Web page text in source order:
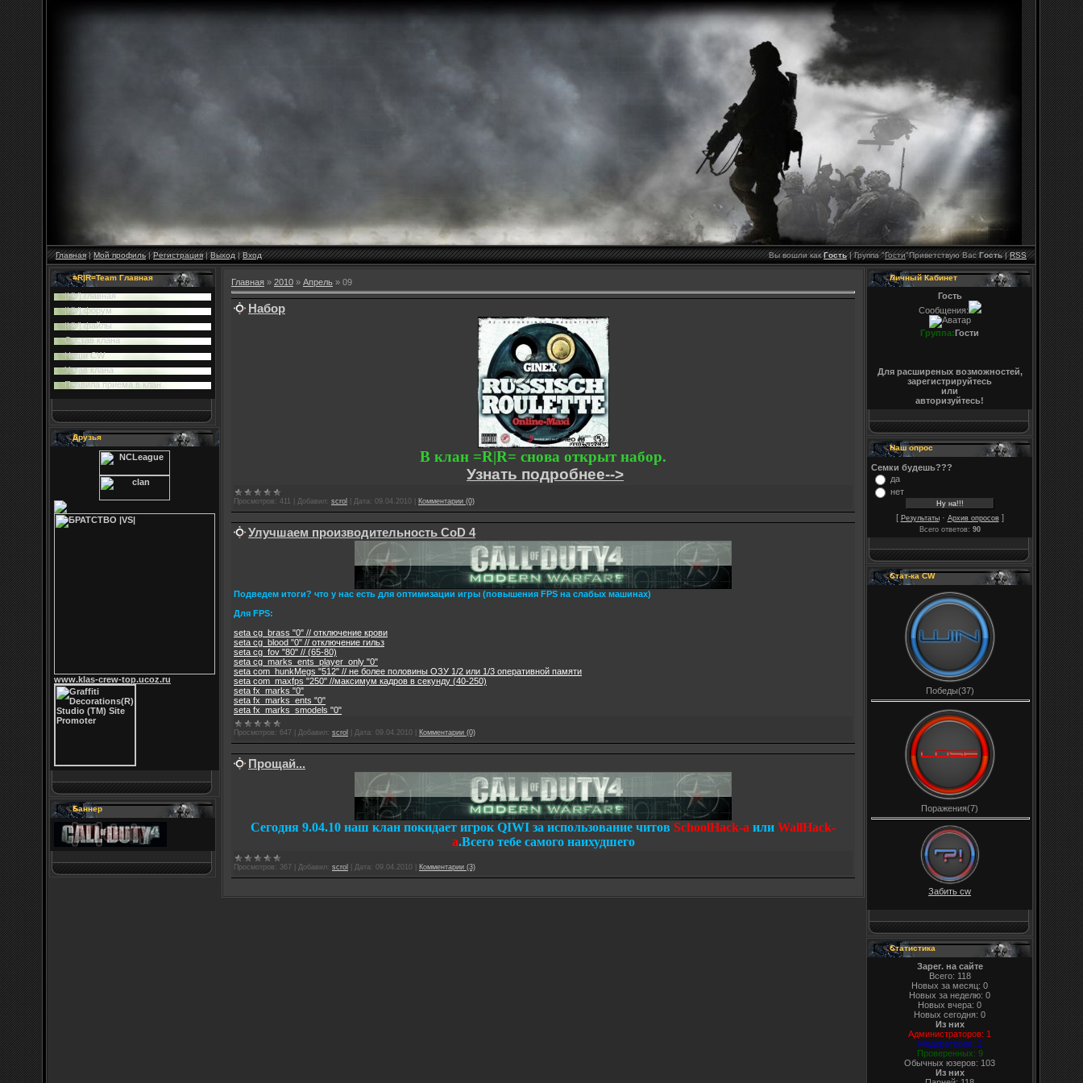
Главная|Мой профиль|Регистрация|Выход|Вход Вы вошли как Гость|Группа"Гости"Приветствую Вас Гость|RSS
=R|R=Team Главная
|HV| главная
|HV| форум
|HV| файлы
Cостав клана
Наши CW
Устав клана
Правила приема в клан
Друзья
www.klas-crew-top.ucoz.ru
Баннер
Главная » 2010 » Апрель » 09
Набор
В клан =R|R= снова открыт набор.
Узнать подробнее-->
Просмотров: 411 Добавил: scrol Дата: 09.04.2010 Комментарии (0)
Улучшаем производительность CoD 4
Подведем итоги? что у нас есть для оптимизации игры (повышения FPS на слабых машинах)
Для FPS:
seta cg_brass "0" // отключение крови
seta cg_blood "0" // отключение гильз
seta cg_fov "80" // (65-80)
seta cg_marks_ents_player_only "0"
seta com_hunkMegs "512" // не более половины ОЗУ 1/2 или 1/3 оперативной памяти
seta com_maxfps "250" //максимум кадров в секунду (40-250)
seta fx_marks "0"
seta fx_marks_ents "0"
seta fx_marks_smodels "0"
Просмотров: 647 Добавил: scrol Дата: 09.04.2010 Комментарии (0)
Прощай...
Сегодня 9.04.10 наш клан покидает игрок QIWI за использование читов SchoolHack-a или WallHack-
a.Всего тебе самого наихудшего
Просмотров: 367 Добавил: scrol Дата: 09.04.2010 Комментарии (3)
Личный Кабинет
Гость
Сообщения:
Группа:Гости
Для расширеных возможностей,
зарегистрируйтесь
или
авторизуйтесь!
Наш опрос
Семки будешь???
да
нет
[ Результаты· Архив опросов]
Всего ответов: 90
Стат-ка CW
Победы(37)
Поражения(7)
Забить cw
Статистика
Зарег. на сайте
Всего: 118
Новых за месяц: 0
Новых за неделю: 0
Новых вчера: 0
Новых сегодня: 0
Из них
Администраторов: 1
Модераторов: 2
Проверенных: 9
Обычных юзеров: 103
Из них